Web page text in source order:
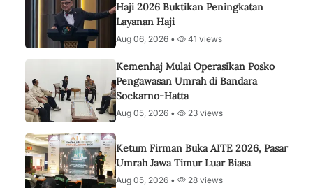
Haji 2026 Buktikan Peningkatan
Layanan Haji
Aug 06, 2026 • 41 views
Kemenhaj Mulai Operasikan Posko
Pengawasan Umrah di Bandara
Soekarno-Hatta
Aug 05, 2026 • 23 views
Ketum Firman Buka AITE 2026, Pasar
Umrah Jawa Timur Luar Biasa
Aug 05, 2026 • 28 views